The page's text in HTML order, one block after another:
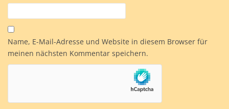
Name, E-Mail-Adresse und Website in diesem Browser für
meinen nächsten Kommentar speichern.